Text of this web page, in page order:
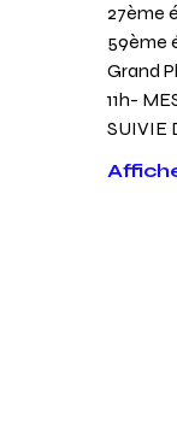
27ème
59ème
Grand
11h-
SUIVIE